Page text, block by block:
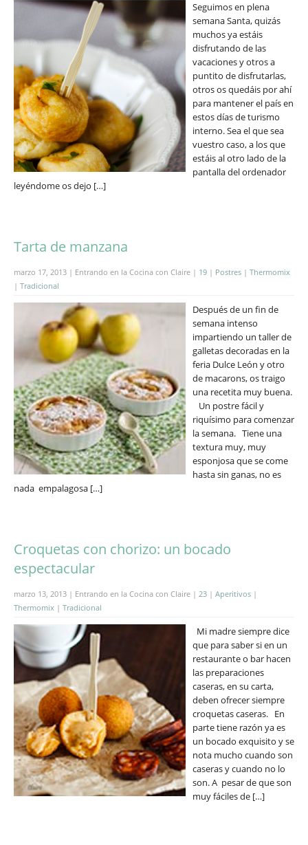
Seguimos en plena
semana Santa, quizás
muchos ya estáis
disfrutando de las
vacaciones y otros a
puntito de disfrutarlas,
otros os quedáis por ahí
para mantener el país en
estos días de turismo
interno. Sea el que sea
vuestro caso, a los que
estáis al otro lado de la
pantalla del ordenador
leyéndome os dejo […]
Tarta de manzana
marzo 17, 2013 | Entrando en la Cocina con Claire | 19 | Postres | Thermomix
| Tradicional
Después de un fin de
semana intenso
impartiendo un taller de
galletas decoradas en la
feria Dulce León y otro
de macarons, os traigo
una recetita muy buena.
Un postre fácil y
riquísimo para comenzar
la semana. Tiene una
textura muy, muy
esponjosa que se come
hasta sin ganas, no es
nada empalagosa […]
Croquetas con chorizo: un bocado
espectacular
marzo 13, 2013 | Entrando en la Cocina con Claire | 23 | Aperitivos |
Thermomix | Tradicional
Mi madre siempre dice
que para saber si en un
restaurante o bar hacen
las preparaciones
caseras, en su carta,
deben ofrecer siempre
croquetas caseras. En
parte tiene razón ya es
un bocado exquisito y se
nota mucho cuando son
caseras y cuando no lo
son. A pesar de que son
muy fáciles de […]